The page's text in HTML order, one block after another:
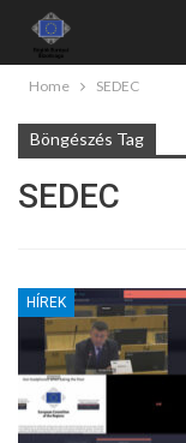
Home SEDEC
Böngészés Tag
SEDEC
HÍREK